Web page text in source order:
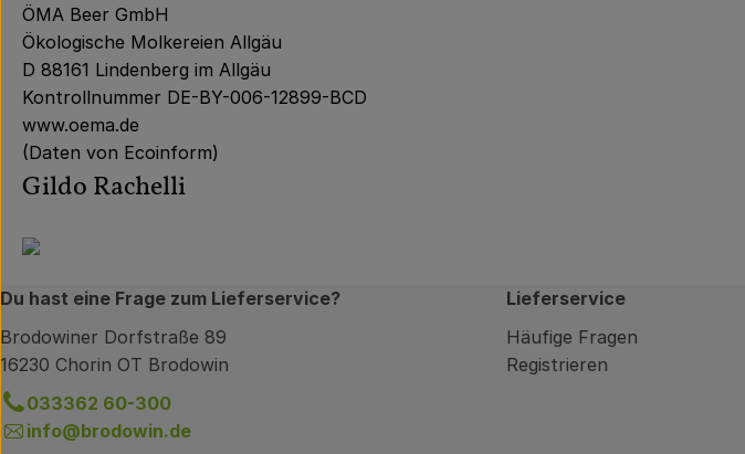
ÖMA Beer GmbH
Ökologische Molkereien Allgäu
D 88161 Lindenberg im Allgäu
Kontrollnummer DE-BY-006-12899-BCD
www.oema.de
(Daten von Ecoinform)
Gildo Rachelli
Du hast eine Frage zum Lieferservice?
Brodowiner Dorfstraße 89
16230 Chorin OT Brodowin
033362 60-300
info@brodowin.de
Lieferservice
Häufige Fragen
Registrieren